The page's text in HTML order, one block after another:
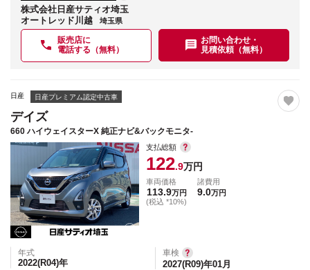
株式会社日産サティオ埼玉
オートレッド川越
埼玉県
販売店に
電話する（無料）
お問い合わせ・
見積依頼（無料）
日産 日産プレミアム認定中古車
デイズ
660 ハイウェイスターX 純正ナビ&バックモニタ-
支払総額
122.9万円
車両価格
113.9万円
(税込 *10%)
諸費用
9.0万円
年式
2022(R04)年
車検
2027(R09)年01月